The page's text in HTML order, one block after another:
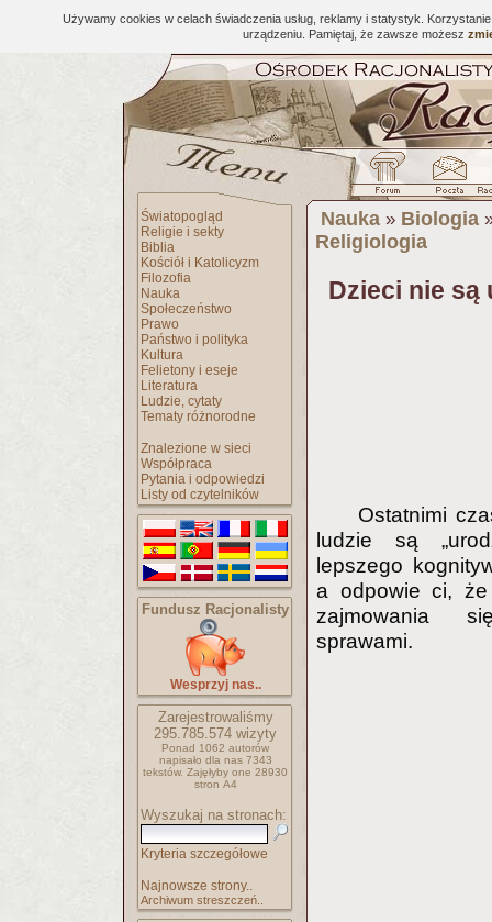
Używamy cookies w celach świadczenia usług, reklamy i statystyk.
urządzeniu. Pamiętaj, że zawsze możesz
Światopogląd
Religie i sekty
Biblia
Kościół i Katolicyzm
Filozofia
Nauka
Społeczeństwo
Prawo
Państwo i polityka
Kultura
Felietony i eseje
Literatura
Ludzie, cytaty
Tematy różnorodne
Znalezione w sieci
Współpraca
Pytania i odpowiedzi
Listy od czytelników
Fundusz Racjonalisty
Wesprzyj nas..
Zarejestrowaliśmy
295.785.574 wizyty
Ponad 1062 autorów
napisało dla nas 7343
tekstów. Zajęłyby one 28930
stron A4
Wyszukaj na stronach:
Kryteria szczegółowe
Najnowsze strony..
Archiwum streszczeń..
Nauka » Biologia
Religiologia
Dzieci nie są
Ostatnimi
ludzie są
lepszego
a odpowie ci,
zajmowania
sprawami.